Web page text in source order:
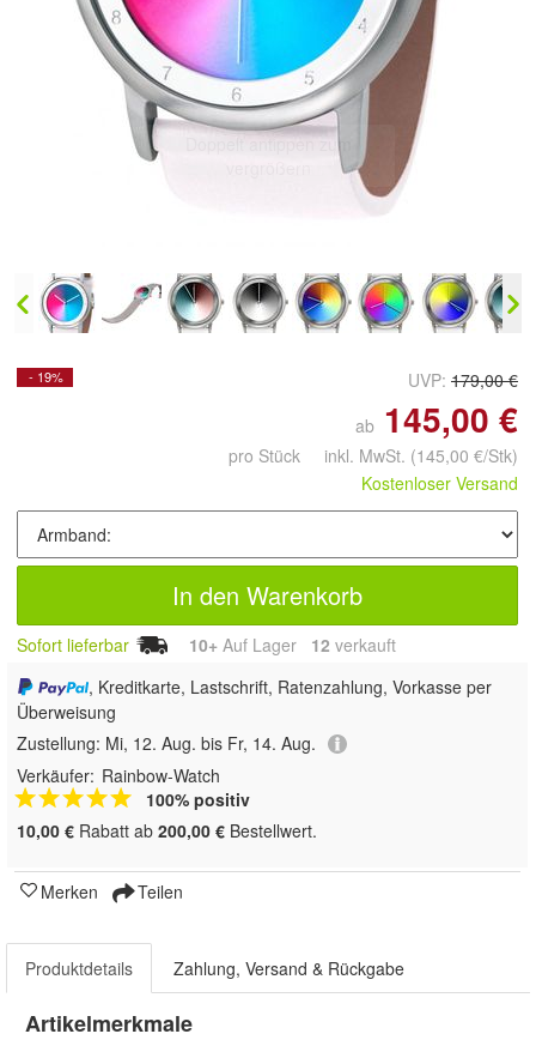
Doppelt antippen zum
- 19% UVP: 179,00 €
ab 145,00 €
pro Stück inkl. MwSt. (145,00 €/Stk)
Kostenloser Versand
In den Warenkorb
Sofort lieferbar 10+ Auf Lager 12 verkauft
, Kreditkarte, Lastschrift, Ratenzahlung, Vorkasse per
Überweisung
Zustellung: Mi, 12. Aug. bis Fr, 14. Aug.
Verkäufer: Rainbow-Watch
100% positiv
10,00 € Rabatt ab 200,00 € Bestellwert.
Merken Teilen
Produktdetails Zahlung, Versand & Rückgabe
Artikelmerkmale